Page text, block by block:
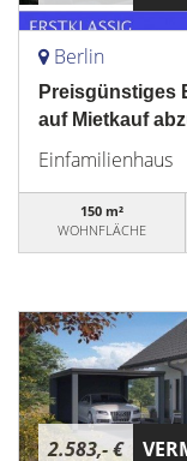
Berlin
Preisgünstiges
auf Mietkauf
Einfamilienhaus
150 m²
WOHNFLÄCHE
2.583,- €